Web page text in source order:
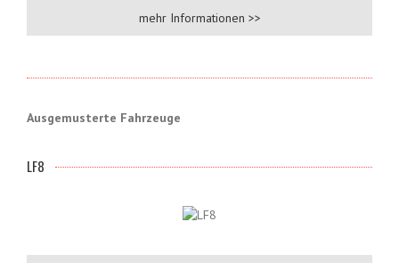
mehr Informationen >>
Ausgemusterte Fahrzeuge
LF8